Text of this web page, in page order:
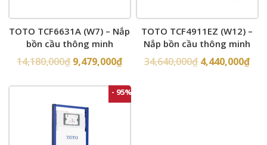
TOTO TCF6631A (W7) – Nắp
bồn cầu thông minh
14,180,000₫ 9,479,000₫
TOTO TCF4911EZ (W12) –
Nắp bồn cầu thông minh
34,640,000₫ 4,440,000₫
- 95%